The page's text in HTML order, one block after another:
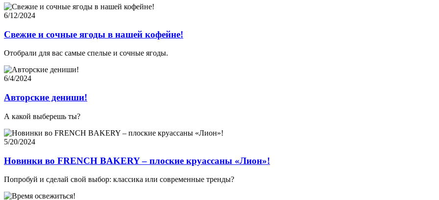
6/12/2024
Свежие и сочные ягоды в нашей кофейне!
Отобрали для вас самые спелые и сочные ягоды.
6/4/2024
Авторские дениши!
А какой выберешь ты?
5/20/2024
Новинки во FRENCH BAKERY – плоские круассаны «Лион»!
Попробуй и сделай свой выбор: классика или современные тренды?